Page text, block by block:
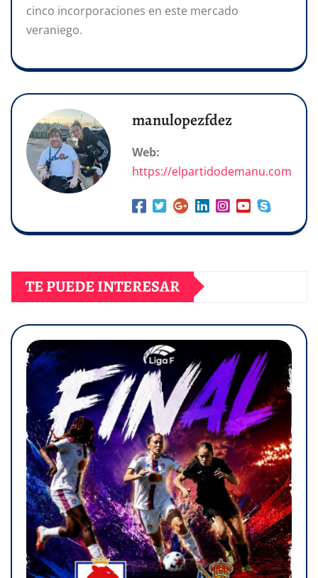
cinco incorporaciones en este mercado
veraniego.
manulopezfdez
Web:
https://elpartidodemanu.com
TE PUEDE INTERESAR